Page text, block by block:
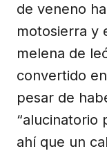
de veneno
motosierra y
melena de
convertido
pesar de
“alucinatorio
ahí que un